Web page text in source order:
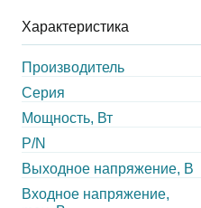
Характеристика
Производитель
Серия
Мощность, Вт
P/N
Выходное напряжение, В
Входное напряжение,